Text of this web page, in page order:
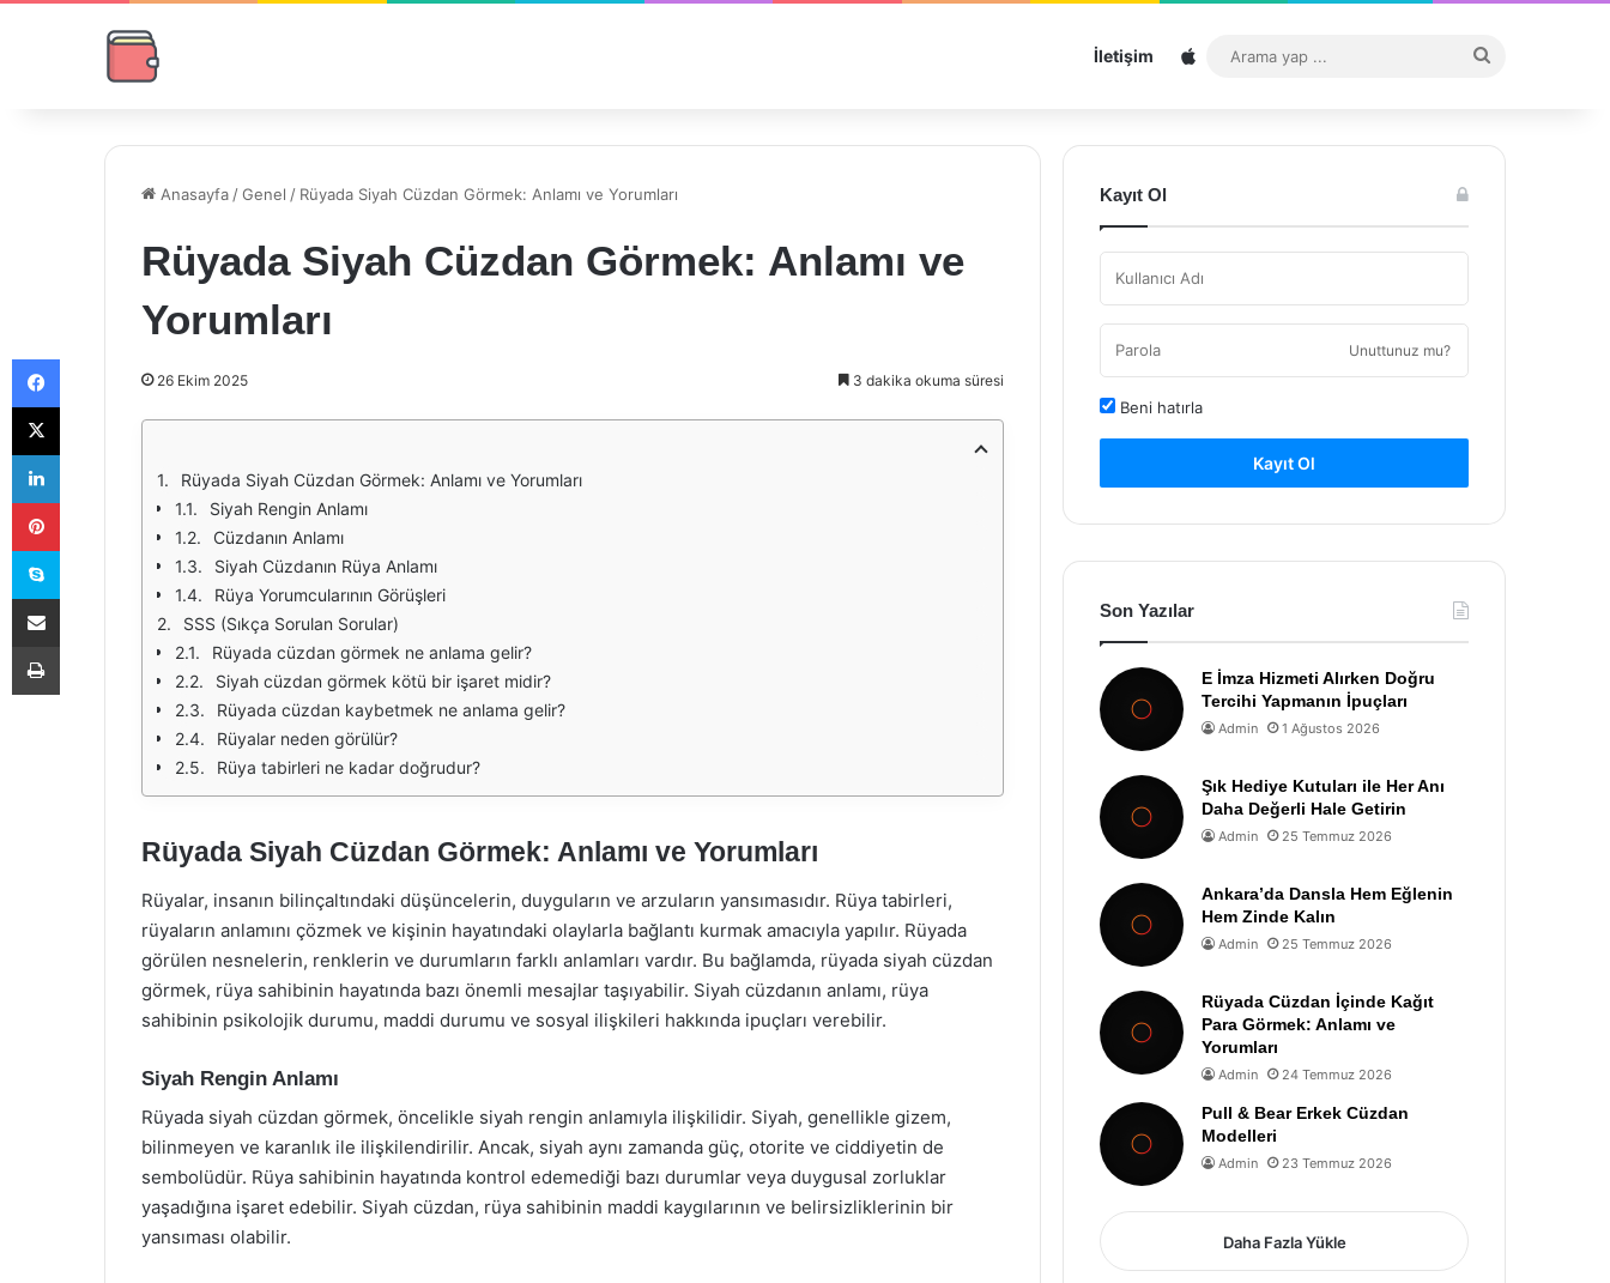
İletişim Sitemap
...
Anasayfa /Genel / Rüyada Siyah Cüzdan Görmek: Anlamı ve Yorumları
Rüyada Siyah Cüzdan Görmek: Anlamı ve
Yorumları
26 Ekim 2025 3 dakika okuma süresi
Rüyada Siyah Cüzdan Görmek: Anlamı ve Yorumları
Siyah Rengin Anlamı
Cüzdanın Anlamı
Siyah Cüzdanın Rüya Anlamı
Rüya Yorumcularının Görüşleri
SSS (Sıkça Sorulan Sorular)
Rüyada cüzdan görmek ne anlama gelir?
Siyah cüzdan görmek kötü bir işaret midir?
Rüyada cüzdan kaybetmek ne anlama gelir?
Rüyalar neden görülür?
Rüya tabirleri ne kadar doğrudur?
Rüyada Siyah Cüzdan Görmek: Anlamı ve Yorumları
Rüyalar, insanın bilinçaltındaki düşüncelerin, duyguların ve arzuların yansımasıdır. Rüya tabirleri,
rüyaların anlamını çözmek ve kişinin hayatındaki olaylarla bağlantı kurmak amacıyla yapılır. Rüyada
görülen nesnelerin, renklerin ve durumların farklı anlamları vardır. Bu bağlamda, rüyada siyah cüzdan
görmek, rüya sahibinin hayatında bazı önemli mesajlar taşıyabilir. Siyah cüzdanın anlamı, rüya
sahibinin psikolojik durumu, maddi durumu ve sosyal ilişkileri hakkında ipuçları verebilir.
Siyah Rengin Anlamı
Rüyada siyah cüzdan görmek, öncelikle siyah rengin anlamıyla ilişkilidir. Siyah, genellikle gizem,
bilinmeyen ve karanlık ile ilişkilendirilir. Ancak, siyah aynı zamanda güç, otorite ve ciddiyetin de
sembolüdür. Rüya sahibinin hayatında kontrol edemediği bazı durumlar veya duygusal zorluklar
yaşadığına işaret edebilir. Siyah cüzdan, rüya sahibinin maddi kaygılarının ve belirsizliklerinin bir
yansıması olabilir.
Kayıt Ol
Unuttunuz mu?
Beni hatırla
Kayıt Ol
Son Yazılar
E İmza Hizmeti Alırken Doğru
Tercihi Yapmanın İpuçları
Admin 1 Ağustos 2026
Şık Hediye Kutuları ile Her Anı
Daha Değerli Hale Getirin
Admin 25 Temmuz 2026
Ankara’da Dansla Hem Eğlenin
Hem Zinde Kalın
Admin 25 Temmuz 2026
Rüyada Cüzdan İçinde Kağıt
Para Görmek: Anlamı ve
Yorumları
Admin 24 Temmuz 2026
Pull & Bear Erkek Cüzdan
Modelleri
Admin 23 Temmuz 2026
Daha Fazla Yükle
Facebook
X
LinkedIn
Pinterest
Skype
E-Posta ile paylaş